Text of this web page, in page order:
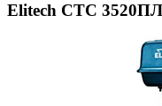
Elitech СТС 3520ПЛ